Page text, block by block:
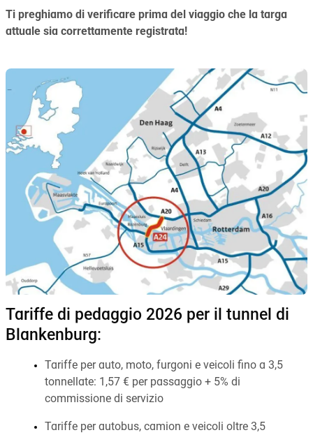
Ti preghiamo di verificare prima del viaggio che la targa
attuale sia correttamente registrata!
Tariffe di pedaggio 2026 per il tunnel di
Blankenburg:
Tariffe per auto, moto, furgoni e veicoli fino a 3,5
tonnellate: 1,57 € per passaggio + 5% di
commissione di servizio
Tariffe per autobus, camion e veicoli oltre 3,5